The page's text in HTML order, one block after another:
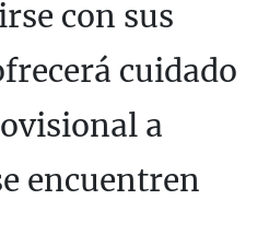
con sus
cuidado
a
encuentren